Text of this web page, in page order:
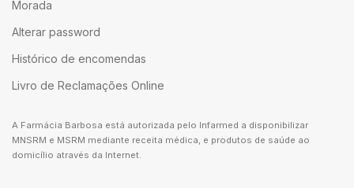
Morada
Alterar password
Histórico de encomendas
Livro de Reclamações Online
A Farmácia Barbosa está autorizada pelo Infarmed a disponibilizar
MNSRM e MSRM mediante receita médica, e produtos de saúde ao
domicílio através da Internet.